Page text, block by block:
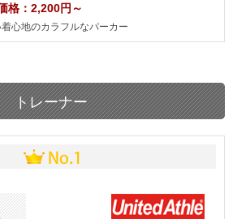
格：2,200円～
心地のカラフルなパーカー
トレーナー